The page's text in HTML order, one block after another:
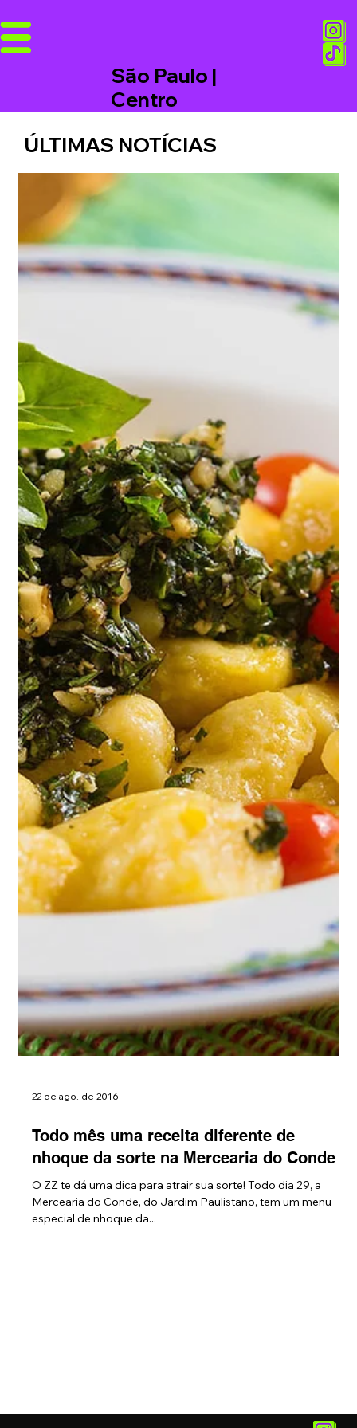
São Paulo |
Centro
ÚLTIMAS NOTÍCIAS
22 de ago. de 2016
Todo mês uma receita diferente de
nhoque da sorte na Mercearia do Conde
Mercearia do Conde, do Jardim Paulistano, tem um menu